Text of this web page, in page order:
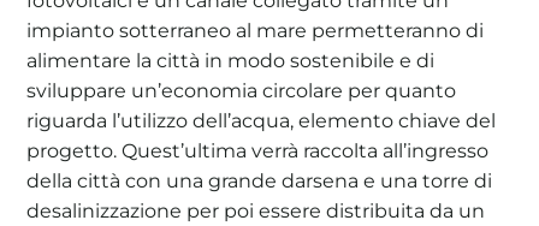
impianto sotterraneo al mare permetteranno di
alimentare la città in modo sostenibile e di
sviluppare un’economia circolare per quanto
riguarda l’utilizzo dell’acqua, elemento chiave del
progetto. Quest’ultima verrà raccolta all’ingresso
della città con una grande darsena e una torre di
desalinizzazione per poi essere distribuita da un